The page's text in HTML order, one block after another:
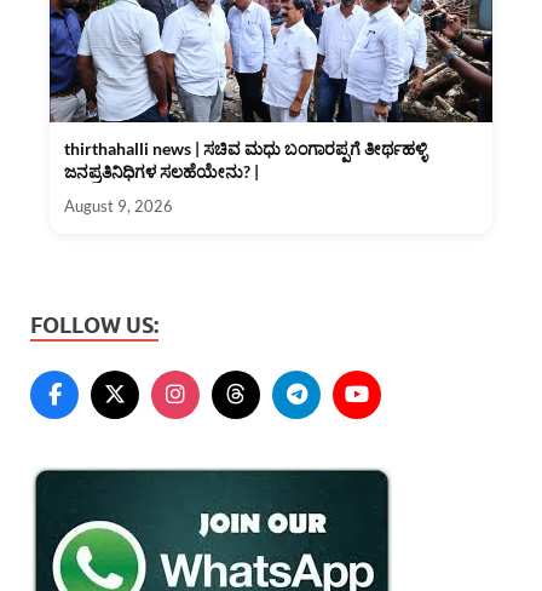
thirthahalli news | ಸಚಿವ ಮಧು ಬಂಗಾರಪ್ಪಗೆ ತೀರ್ಥಹಳ್ಳಿ
ಜನಪ್ರತಿನಿಧಿಗಳ ಸಲಹೆಯೇನು? |
August 9, 2026
FOLLOW US: